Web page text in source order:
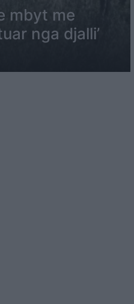
mbyt me
nga djalli’